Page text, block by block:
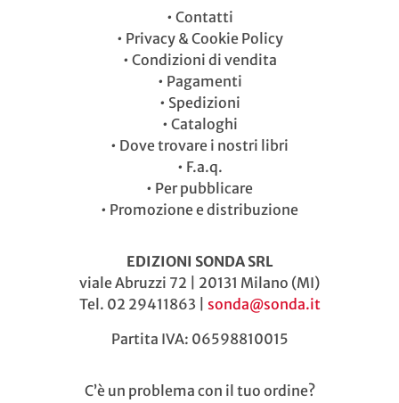
• Contatti
• Privacy & Cookie Policy
• Condizioni di vendita
• Pagamenti
• Spedizioni
• Cataloghi
• Dove trovare i nostri libri
• F.a.q.
• Per pubblicare
• Promozione e distribuzione
EDIZIONI SONDA SRL
viale Abruzzi 72 | 20131 Milano (MI)
Tel. 02 29411863 | sonda@sonda.it
Partita IVA: 06598810015
C’è un problema con il tuo ordine?